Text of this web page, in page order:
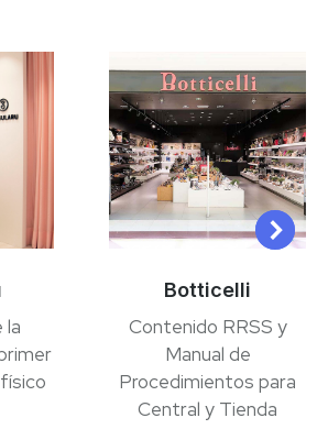
la
Botticelli
Contenido RRSS y
Manual de
Procedimientos para
Central y Tienda